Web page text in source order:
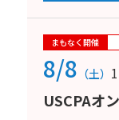
まもなく開催
8/8 （土）
USCPAオ